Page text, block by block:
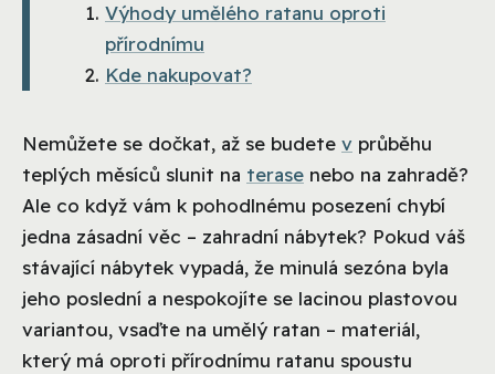
Výhody umělého ratanu oproti
přírodnímu
Kde nakupovat?
Nemůžete se dočkat, až se budete v průběhu
teplých měsíců slunit na terase nebo na zahradě?
Ale co když vám k pohodlnému posezení chybí
jedna zásadní věc – zahradní nábytek? Pokud váš
stávající nábytek vypadá, že minulá sezóna byla
jeho poslední a nespokojíte se lacinou plastovou
variantou, vsaďte na umělý ratan – materiál,
který má oproti přírodnímu ratanu spoustu